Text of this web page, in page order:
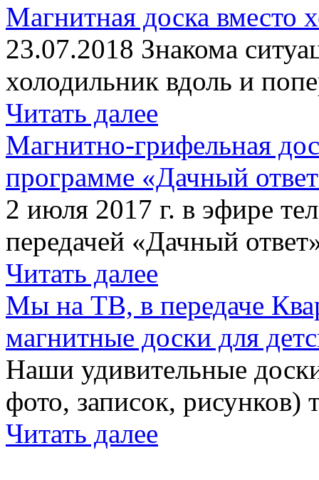
Магнитная доска вместо
23.07.2018 Знакома
холодильник вдоль и
Читать далее
Магнитно-грифельная
программе «Дачный
2 июля 2017 г. в эфире
передачей «Дачный
Читать далее
Мы на ТВ, в передаче
магнитные доски для
Наши удивительные
фото, записок,
Читать далее